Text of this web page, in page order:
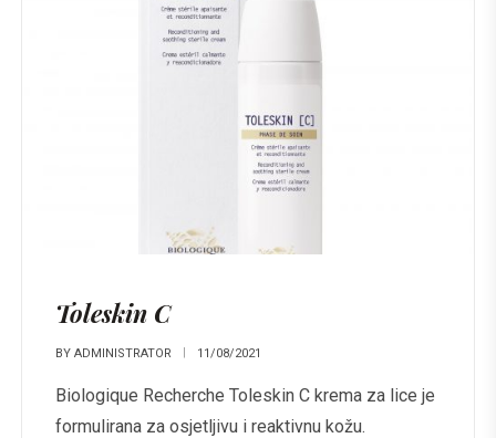
Toleskin C
BY ADMINISTRATOR 11/08/2021
Biologique Recherche Toleskin C krema za lice je
formulirana za osjetljivu i reaktivnu kožu.